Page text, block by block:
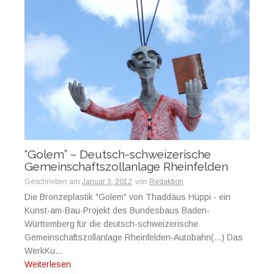
“Golem” – Deutsch-schweizerische
Gemeinschaftszollanlage Rheinfelden
Geschrieben am Januar 3, 2012 von Redaktion
Die Bronzeplastik "Golem" von Thaddäus Hüppi - ein
Kunst-am-Bau-Projekt des Bundesbaus Baden-
Württemberg für die deutsch-schweizerische
Gemeinschaftszollanlage Rheinfelden-Autobahn(...) Das
WerkKu...
Weiterlesen